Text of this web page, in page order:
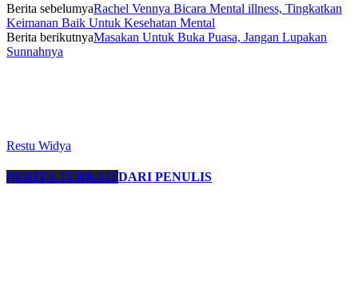
Berita sebelumyaRachel Vennya Bicara Mental illness, Tingkatkan
Keimanan Baik Untuk Kesehatan Mental
Berita berikutnyaMasakan Untuk Buka Puasa, Jangan Lupakan
Sunnahnya
Restu Widya
BERITA TERKAITDARI PENULIS